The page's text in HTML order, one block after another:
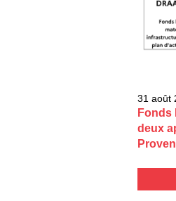
31 août
Fonds
deux